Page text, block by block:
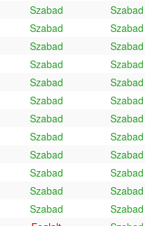
Szabad Szabad
Szabad Szabad
Szabad Szabad
Szabad Szabad
Szabad Szabad
Szabad Szabad
Szabad Szabad
Szabad Szabad
Szabad Szabad
Szabad Szabad
Szabad Szabad
Szabad Szabad